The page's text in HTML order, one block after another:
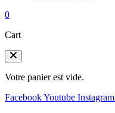
0
Cart
Votre panier est vide.
FacebookYoutube Instagram